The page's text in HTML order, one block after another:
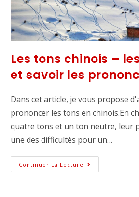
Les tons chinois –
et savoir les
Dans cet article, je vous propose
prononcer les tons en chinois.En
quatre tons et un ton neutre, leur
une des difficultés pour un…
Continuer La Lecture